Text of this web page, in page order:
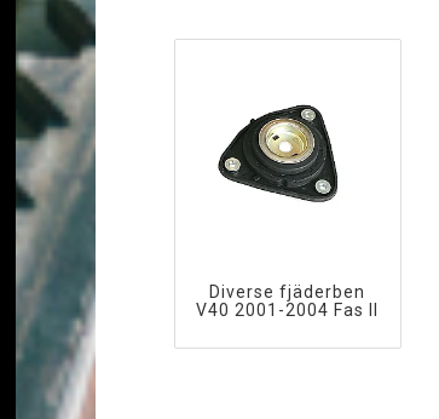
Diverse fjäderben
V40 2001-2004 Fas II